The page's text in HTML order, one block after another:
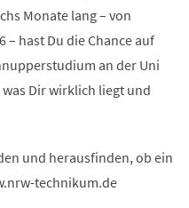
Monate lang – von
– hast Du die Chance auf
an der Uni
Dir wirklich liegt und
und herausfinden, ob ein
technikum.de